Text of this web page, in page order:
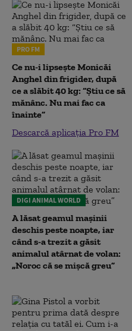
PRO FM
Ce nu-i lipsește Monicăi
Anghel din frigider, după
ce a slăbit 40 kg: “Știu ce să
mănânc. Nu mai fac ca
înainte”
Descarcă aplicația Pro FM
DIGI ANIMAL WORLD
A lăsat geamul mașinii
deschis peste noapte, iar
când s-a trezit a găsit
animalul atârnat de volan:
„Noroc că se mișcă greu”